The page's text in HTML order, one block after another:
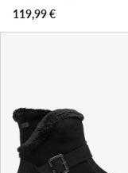
119,99€